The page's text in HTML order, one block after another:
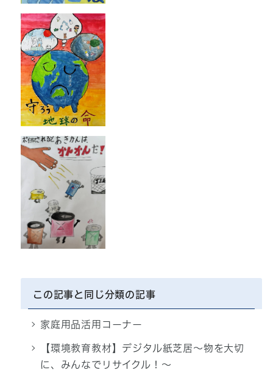
この記事と同じ分類の記事
家庭用品活用コーナー
【環境教育教材】デジタル紙芝居～物を大切
に、みんなでリサイクル！～